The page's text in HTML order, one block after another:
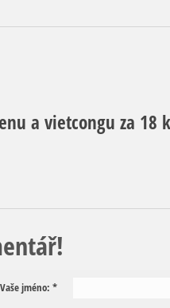
a vietcongu za 18
Vaše jméno: *